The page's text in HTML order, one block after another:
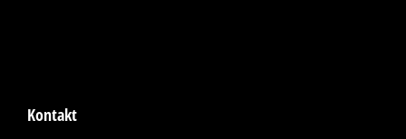
Kontakt